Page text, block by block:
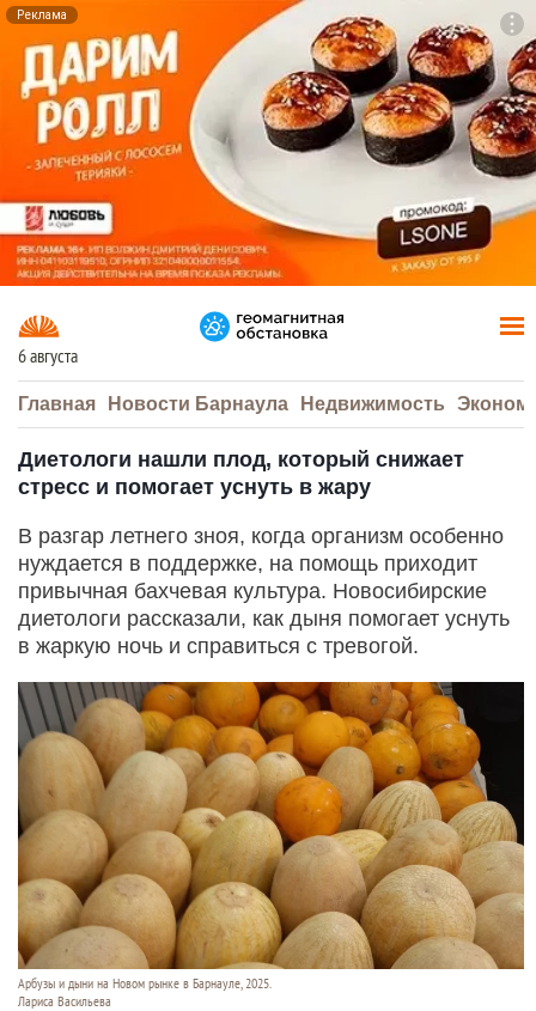
Реклама
6 августа
Главная Новости Барнаула Недвижимость
Диетологи нашли плод, который снижает
стресс и помогает уснуть в жару
В разгар летнего зноя, когда организм особенно
нуждается в поддержке, на помощь приходит
привычная бахчевая культура. Новосибирские
диетологи рассказали, как дыня помогает уснуть
в жаркую ночь и справиться с тревогой.
Арбузы и дыни на Новом рынке в Барнауле, 2025.
Лариса Васильева